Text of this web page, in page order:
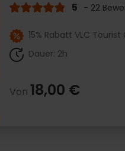
5 - 22
15% Rabatt VLC Tourist
Dauer: 2h
Von 18,00 €